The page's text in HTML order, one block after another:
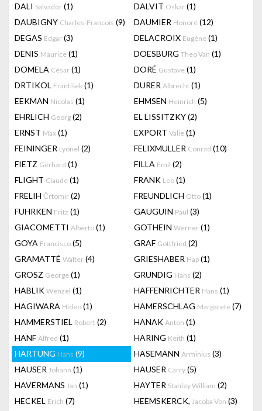
DALI Salvador (1) DALVIT Oskar (1)
DAUBIGNY Charles-Francois (9) DAUMIER Honoré (12)
DEGAS Edgar (3) DELACROIX Eugène (1)
DENIS Maurice (1) DOESBURG Theo Van (1)
DOMELA César (1) DORÉ Gustave (1)
DRTIKOL František (1) DURER Albrecht (1)
EEKMAN Nicolas (1) EHMSEN Heinrich (5)
EHRLICH Georg (2) EL LISSITZKY(2)
ERNST Max (1) EXPORT Valie (1)
FEININGER Lyonel (2) FELIXMULLER Conrad (10)
FIETZ Gerhard (1) FILLA Emil (2)
FLIGHT Claude (1) FRANK Leo (1)
FRELIH Črtomir (2) FREUNDLICH Otto (1)
FUHRKEN Fritz (1) GAUGUIN Paul (3)
GIACOMETTI Alberto (1) GOTHEIN Werner (1)
GOYA Francisco (5) GRAF Gottfried (2)
GRAMATTÉ Walter (4) GRIESHABER Hap (1)
GROSZ George (1) GRUNDIG Hans (2)
HABLIK Wenzel (1) HAFFENRICHTER Hans (1)
HAGIWARA Hideo (1) HAMERSCHLAG Margarete (7)
HAMMERSTIEL Robert (2) HANAK Anton (1)
HANF Alfred (1) HARING Keith (1)
HARTUNG Hans (9) HASEMANN Arminius (3)
HAUSER Johann (1) HAUSER Carry (5)
HAVERMANS Jan (1) HAYTER Stanley William (2)
HECKEL Erich (7) HEEMSKERCK, Jacoba Von (3)